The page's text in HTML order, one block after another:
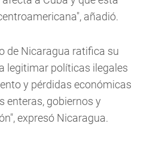
añadió.
de Nicaragua ratifica su
legitimar políticas ilegales
y pérdidas económicas
enteras, gobiernos y
expresó Nicaragua.